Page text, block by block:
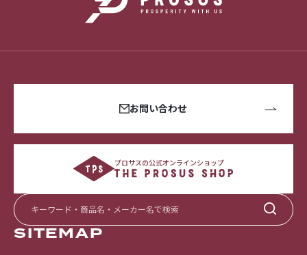
お問い合わせ
プロサスの公式オンラインショップ
SITEMAP